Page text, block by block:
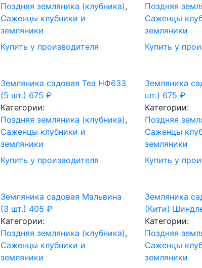
Поздняя земляника (клубника),
Саженцы клубники и
земляники
Купить у производителя
Поздняя
Саженцы
земляники
Купить у
Земляника садовая Теа НФ633
(5 шт.) 675₽
Категории:
Поздняя земляника (клубника),
Саженцы клубники и
земляники
Купить у производителя
Земляника
шт.) 675₽
Категории:
Поздняя
Саженцы
земляники
Купить у
Земляника садовая Мальвина
(3 шт.) 405₽
Категории:
Поздняя земляника (клубника),
Саженцы клубники и
земляники
Земляника
(Кити)
Категории:
Поздняя
Саженцы
земляники